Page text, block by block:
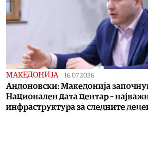
МАКЕДОНИЈА | 16.07.2026
Андоновски: Македонија
Национален дата центар –
инфраструктура за следните